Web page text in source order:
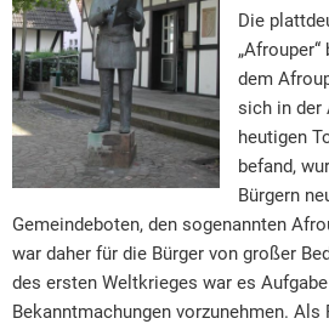
Die
„Afrouper“
dem
sich in der
heutigen
befand,
Bürgern
Gemeindeboten, den sogenannten
war daher für die Bürger von großer
des ersten Weltkrieges war es
Bekanntmachungen vorzunehmen.